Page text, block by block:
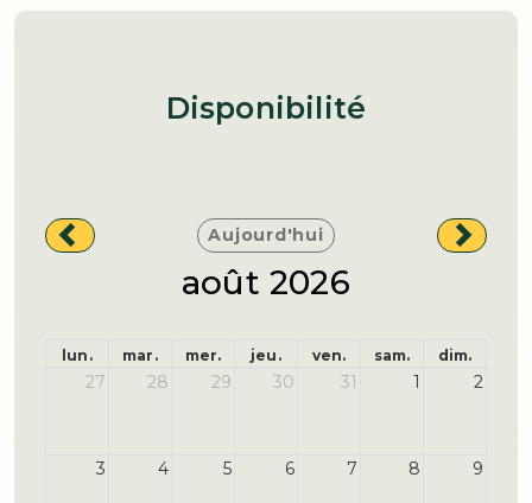
Disponibilité
Aujourd'hui
août 2026
lun. mar. mer. jeu. ven. sam. dim.
27 28 29 30 31 1 2
3 4 5 6 7 8 9